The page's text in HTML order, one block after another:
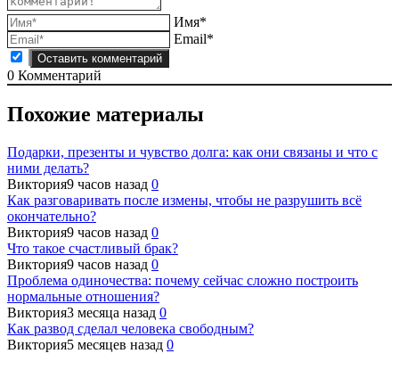
Имя*
Email*
0 Комментарий
Похожие материалы
Подарки, презенты и чувство долга: как они связаны и что с
ними делать?
Виктория9 часов назад 0
Как разговаривать после измены, чтобы не разрушить всё
окончательно?
Виктория9 часов назад 0
Что такое счастливый брак?
Виктория9 часов назад 0
Проблема одиночества: почему сейчас сложно построить
нормальные отношения?
Виктория3 месяца назад 0
Как развод сделал человека свободным?
Виктория5 месяцев назад 0